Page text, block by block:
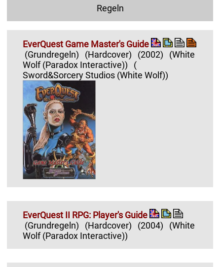
Regeln
EverQuest Game Master's Guide
(Grundregeln)
(Hardcover) (2002)
(White
Wolf (Paradox Interactive))
(
Sword&Sorcery Studios (White Wolf))
EverQuest II RPG: Player's Guide
(Grundregeln)
(Hardcover) (2004)
(White
Wolf (Paradox Interactive))